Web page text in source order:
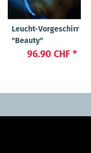
Leucht-Vorgeschirr
"Beauty"
96.90 CHF *